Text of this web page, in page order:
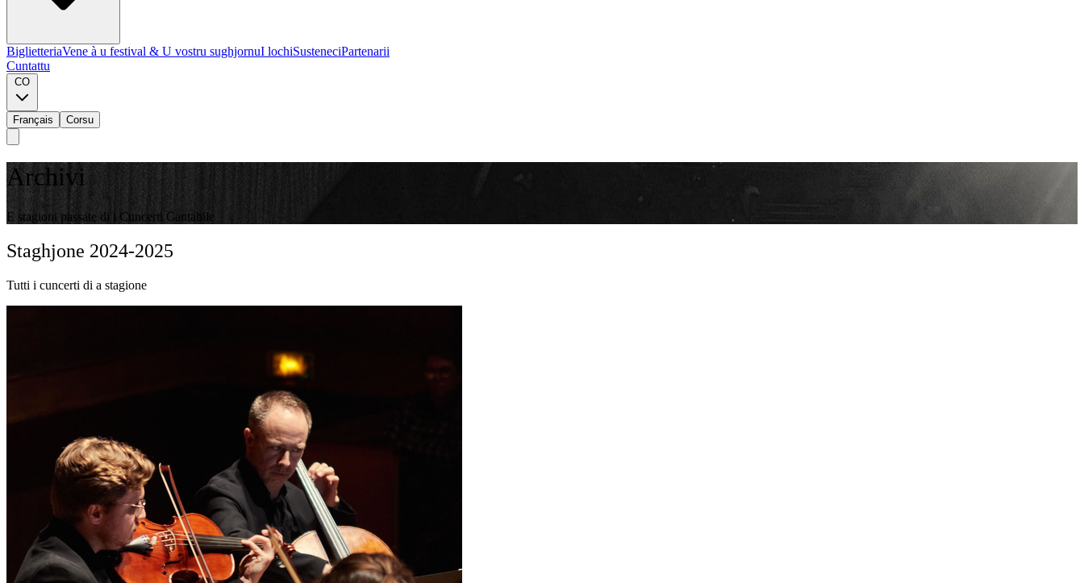
BiglietteriaVene à u festival & U vostru sughjornuI lochiSusteneciPartenarii
Cuntattu
Français Corsu
Archivi
E stagioni passate di i Cuncerti Cantabile
Staghjone 2024-2025
Tutti i cuncerti di a stagione